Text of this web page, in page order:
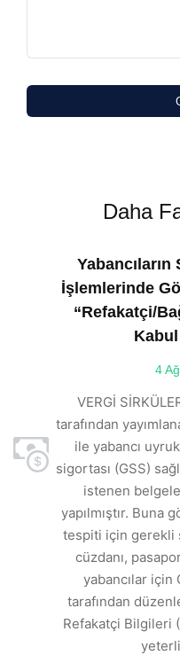
Daha
İşlemlerinde
“Refakatçi/
4
VERGİ
tarafından
ile yabancı
sigortası (GSS)
istenen
yapılmıştır. Buna
tespiti için gerekli
cüzdanı,
yabancılar için
tarafından
Refakatçi Bilgileri
yeterli